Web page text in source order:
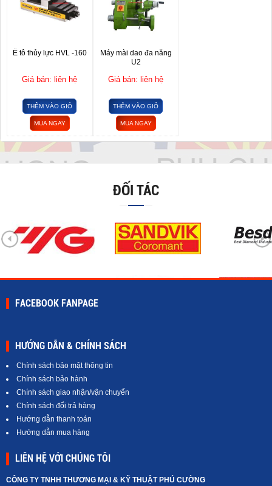
Ê tô thủy lực HVL -160
Giá bán: liên hệ
THÊM VÀO GIỎ
MUA NGAY
Máy mài dao đa năng
U2
Giá bán: liên hệ
THÊM VÀO GIỎ
MUA NGAY
ĐỐI TÁC
FACEBOOK FANPAGE
HƯỚNG DẪN & CHÍNH SÁCH
Chính sách bảo mật thông tin
Chính sách bảo hành
Chính sách giao nhận/vận chuyển
Chính sách đổi trả hàng
Hướng dẫn thanh toán
Hướng dẫn mua hàng
LIÊN HỆ VỚI CHÚNG TÔI
CÔNG TY TNHH THƯƠNG MẠI & KỸ THUẬT PHÚ CƯỜNG